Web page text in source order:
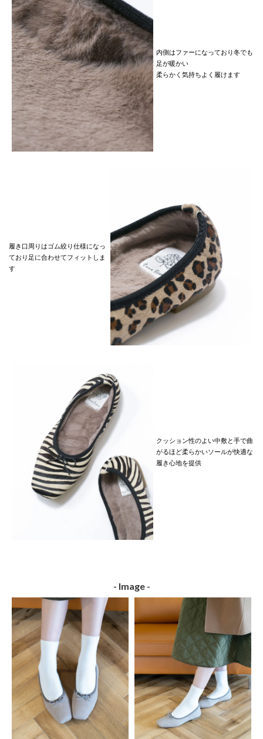
内側はファーになっており冬でも
足が暖かい
柔らかく気持ちよく履けます
履き口周りはゴム絞り仕様になっ
ており足に合わせてフィットしま
す
クッション性のよい中敷と手で曲
がるほど柔らかいソールが快適な
履き心地を提供
- Image -